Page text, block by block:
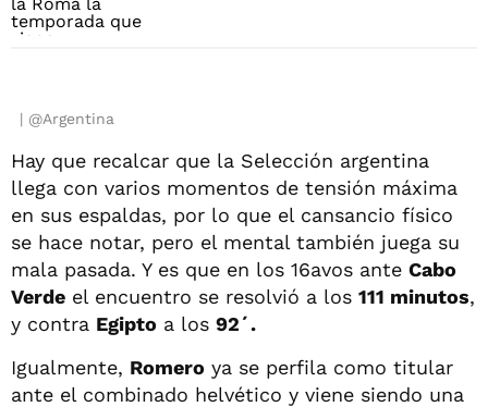
@Argentina
Hay que recalcar que la Selección argentina
llega con varios momentos de tensión máxima
en sus espaldas, por lo que el cansancio físico
se hace notar, pero el mental también juega su
mala pasada. Y es que en los 16avos ante Cabo
Verde el encuentro se resolvió a los 111 minutos,
y contra Egipto a los 92´.
Igualmente, Romero ya se perfila como titular
ante el combinado helvético y viene siendo una